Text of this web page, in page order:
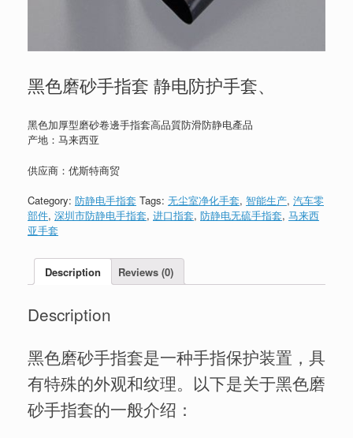
黑色磨砂手指套 静电防护手套、
黑色加厚型磨砂卷邊手指套高品質防滑防静电產品
产地：马来西亚
供应商：优斯特商贸
Category: 防静电手指套 Tags: 无尘室净化手套, 智能生产, 汽车零
部件, 深圳市防静电手指套, 进口指套, 防静电无硫手指套, 马来西
亚手套
Description Reviews (0)
Description
黑色磨砂手指套是一种手指保护装置，具
有特殊的外观和纹理。以下是关于黑色磨
砂手指套的一般介绍：